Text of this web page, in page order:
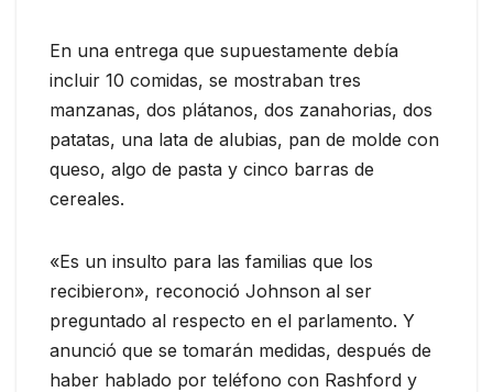
En una entrega que supuestamente debía
incluir 10 comidas, se mostraban tres
manzanas, dos plátanos, dos zanahorias, dos
patatas, una lata de alubias, pan de molde con
queso, algo de pasta y cinco barras de
cereales.
«Es un insulto para las familias que los
recibieron», reconoció Johnson al ser
preguntado al respecto en el parlamento. Y
anunció que se tomarán medidas, después de
haber hablado por teléfono con Rashford y